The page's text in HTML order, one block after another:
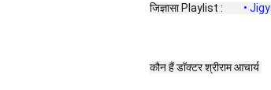
जिज्ञासा Playlist : •
कौन हैं डॉक्टर श्रीराम आचार्य